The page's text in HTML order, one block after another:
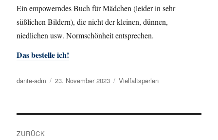
Ein empowerndes Buch für Mädchen (leider in sehr
süßlichen Bildern), die nicht der kleinen, dünnen,
niedlichen usw. Normschönheit entsprechen.
Das bestelle ich!
Autor
dante-adm
Veröffentlicht
23. November 2023 Kategorien
Vielfaltsperlen
ZURÜCK